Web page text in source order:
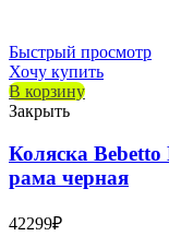
Быстрый просмотр
Хочу купить
В корзину
Закрыть
Коляска
рама черная
42299₽